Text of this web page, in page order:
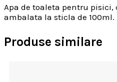
Apa de toaleta pentru pisici,
ambalata la sticla de 100ml.
Produse similare